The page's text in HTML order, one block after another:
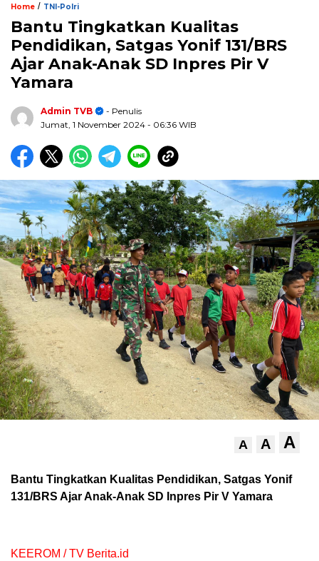
Home / TNI-Polri
Bantu Tingkatkan Kualitas
Pendidikan, Satgas Yonif 131/BRS
Ajar Anak-Anak SD Inpres Pir V
Yamara
Admin TVB
- Penulis
Jumat, 1 November 2024 - 06:36 WIB
A A A
Bantu Tingkatkan Kualitas Pendidikan, Satgas Yonif
131/BRS Ajar Anak-Anak SD Inpres Pir V Yamara
KEEROM / TV Berita.id